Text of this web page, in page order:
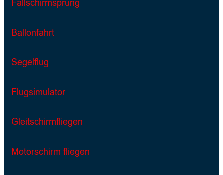
Fallschirmsprung
Ballonfahrt
Segelflug
Flugsimulator
Gleitschirmfliegen
Motorschirm fliegen